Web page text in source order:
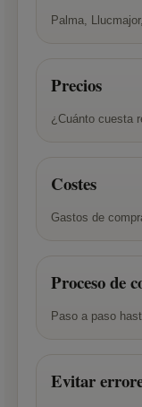
Palma,
Precios
¿Cuánto cuesta
Costes
Gastos de
Proceso de
Paso a paso
Evitar